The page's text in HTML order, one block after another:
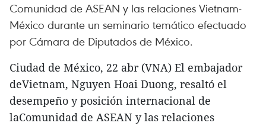
Comunidad de ASEAN y las relaciones Vietnam-
México durante un seminario temático efectuado
por Cámara de Diputados de México.
Ciudad de México, 22 abr (VNA) El embajador
deVietnam, Nguyen Hoai Duong, resaltó el
desempeño y posición internacional de
laComunidad de ASEAN y las relaciones